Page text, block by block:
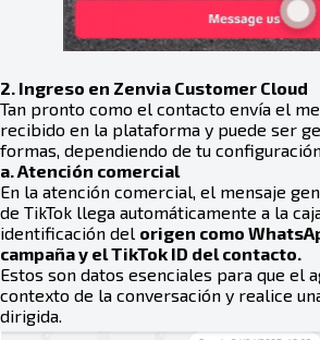
2. Ingreso en Zenvia Customer Cloud
Tan pronto como el contacto envía el
recibido en la plataforma y puede ser
formas, dependiendo de tu
a. Atención comercial
En la atención comercial, el mensaje
de TikTok llega automáticamente a la
identificación del origen como
campaña y el TikTok ID del contacto.
Estos son datos esenciales para que el
contexto de la conversación y realice
dirigida.